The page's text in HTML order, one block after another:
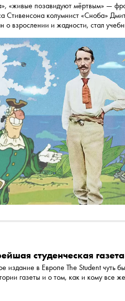
«живые позавидуют мёртвым» —
Стивенсона колумнист «Сноба»
взрослении и жадности, стал
студенческая
The Student чуть было не закрылось из-за проблем с
газеты и о том, как и кому все